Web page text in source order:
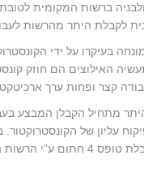
ולבניה ברשות המקומית
לקבלת היתר מהרשות
בעיקרו על ידי
האילוצים הם חוזק
קצר ופחות ערך
מתחיל הקבלן המבצע
עליון של
הרשות המקומית.